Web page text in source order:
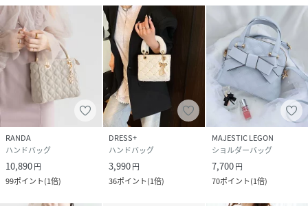
RANDA
ハンドバッグ
10,890円
99ポイント(1倍)
DRESS+
ハンドバッグ
3,990円
36ポイント(1倍)
MAJESTIC LEGON
ショルダーバッグ
7,700円
70ポイント(1倍)